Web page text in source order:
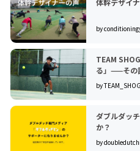
体幹デザイ
by
TEAM
る」——その
by
ダブルダッ
か？
by